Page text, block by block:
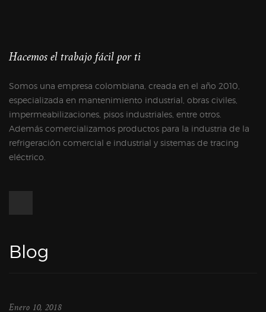
Hacemos el trabajo fácil por ti
Somos una empresa colombiana, creada en el año 2010,
especializada en mantenimiento industrial, obras civiles,
impermeabilizaciones, pisos industriales, entre otros.
Además comercializamos productos para la industria de la
refrigeración comercial e industrial y sistemas de tracing
eléctrico.
Blog
Enero 10, 2018